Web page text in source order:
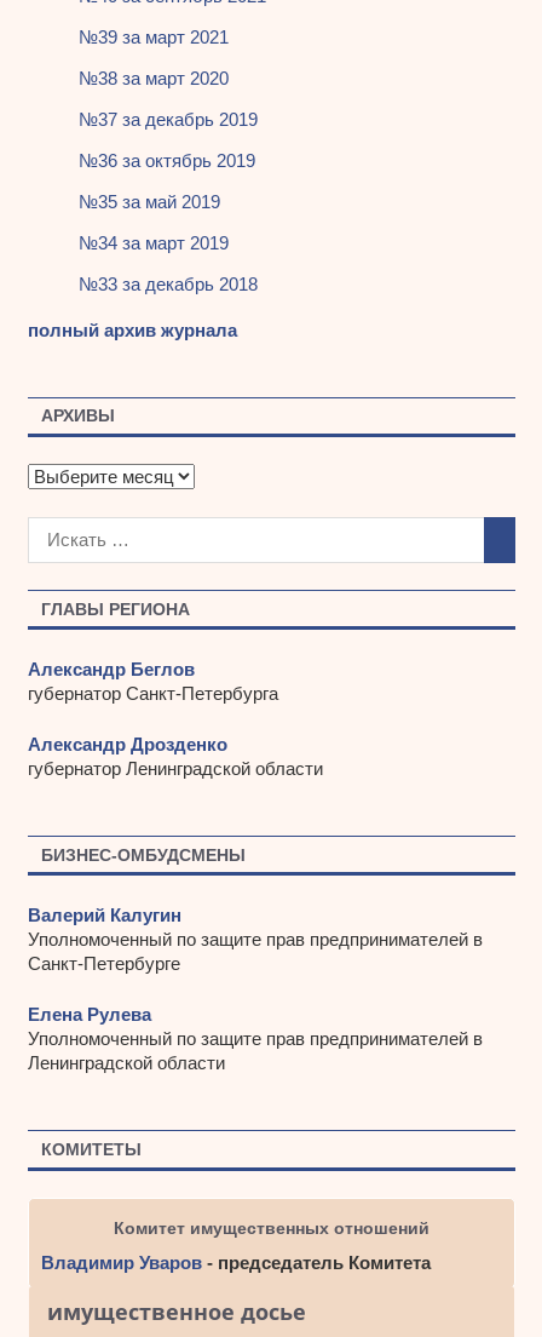
ГЛАВЫ РЕГИОНА
Александр Беглов
губернатор Санкт-Петербурга
Александр Дрозденко
губернатор Ленинградской области
БИЗНЕС-ОМБУДСМЕНЫ
Валерий Калугин
Уполномоченный по защите прав предпринимателей в
Санкт-Петербурге
Елена Рулева
Уполномоченный по защите прав предпринимателей в
Ленинградской области
КОМИТЕТЫ
Комитет имущественных отношений
Владимир Уваров- председатель Комитета
имущественное досье
№39 за март 2021
№38 за март 2020
№37 за декабрь 2019
№36 за октябрь 2019
№35 за май 2019
№34 за март 2019
№33 за декабрь 2018
полный архив журнала
АРХИВЫ
А
х
ы